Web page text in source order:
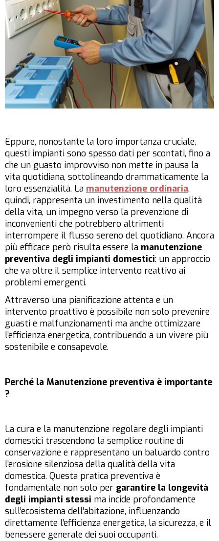
Eppure, nonostante la loro importanza cruciale,
questi impianti sono spesso dati per scontati, fino a
che un guasto improvviso non mette in pausa la
vita quotidiana, sottolineando drammaticamente la
loro essenzialità. La manutenzione ordinaria,
quindi, rappresenta un investimento nella qualità
della vita, un impegno verso la prevenzione di
inconvenienti che potrebbero altrimenti
interrompere il flusso sereno del quotidiano. Ancora
più efficace però risulta essere la manutenzione
preventiva degli impianti domestici: un approccio
che va oltre il semplice intervento reattivo ai
problemi emergenti.
Attraverso una pianificazione attenta e un
intervento proattivo è possibile non solo prevenire
guasti e malfunzionamenti ma anche ottimizzare
l’efficienza energetica, contribuendo a un vivere più
sostenibile e consapevole.
Perché la Manutenzione preventiva è importante
?
La cura e la manutenzione regolare degli impianti
domestici trascendono la semplice routine di
conservazione e rappresentano un baluardo contro
l’erosione silenziosa della qualità della vita
domestica. Questa pratica preventiva è
fondamentale non solo per garantire la longevità
degli impianti stessi ma incide profondamente
sull’ecosistema dell’abitazione, influenzando
direttamente l’efficienza energetica, la sicurezza, e il
benessere generale dei suoi occupanti.